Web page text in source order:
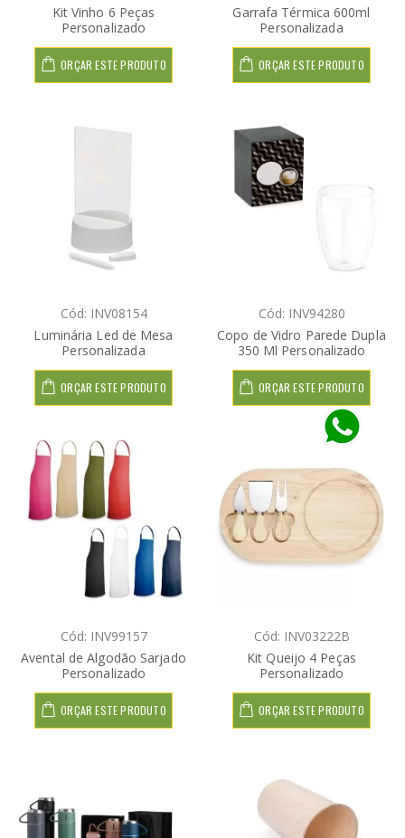
Kit Vinho 6 Peças
Personalizado
ORÇAR ESTE PRODUTO
Garrafa Térmica 600ml
Personalizada
ORÇAR ESTE PRODUTO
Cód: INV08154
Luminária Led de Mesa
Personalizada
ORÇAR ESTE PRODUTO
Cód: INV94280
Copo de Vidro Parede Dupla
350 Ml Personalizado
ORÇAR ESTE PRODUTO
Cód: INV99157
Avental de Algodão Sarjado
Personalizado
ORÇAR ESTE PRODUTO
Cód: INV03222B
Kit Queijo 4 Peças
Personalizado
ORÇAR ESTE PRODUTO